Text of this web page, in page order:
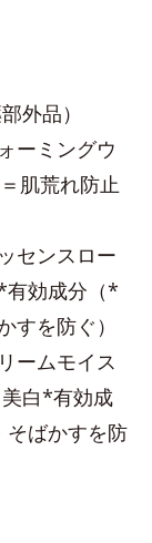
外品）
ーミングウ
肌荒れ防止
センスロー
効成分（*
すを防ぐ）
ームモイス
白*有効成
ばかすを防